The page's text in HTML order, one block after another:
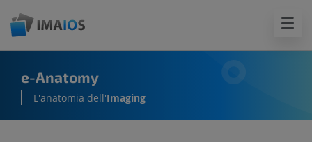
e-Anatomy
L'anatomia dell'Imaging